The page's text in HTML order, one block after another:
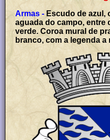
Armas - Escudo de azul,
aguada do campo, entre
verde. Coroa mural de
branco, com a legenda